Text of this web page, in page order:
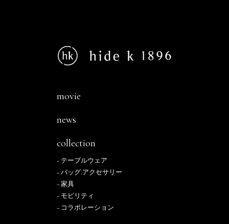
movie
news
collection
− テーブルウェア
− バッグ.アクセサリー
− 家具
− モビリティ
− コラボレーション